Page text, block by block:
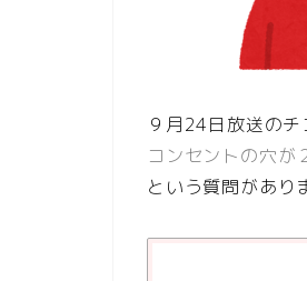
９月24日放送の
コンセントの穴が
という質問があり